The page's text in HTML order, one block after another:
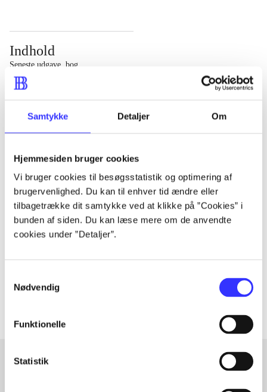
Samtykke Detaljer Om
Hjemmesiden bruger cookies
Vi bruger cookies til besøgsstatistik og optimering af
brugervenlighed. Du kan til enhver tid ændre eller
tilbagetrække dit samtykke ved at klikke på ”Cookies” i
bunden af siden. Du kan læse mere om de anvendte
cookies under ”Detaljer”.
Nødvendig
Funktionelle
Statistik
Indhold
Seneste udgave, bog
Bd. 1: Det konkretes videnskab. - 177 s. Bd. 2: Et case-
463 s.
Tidsskrift
Artiklen er en del af
Artiklerne i